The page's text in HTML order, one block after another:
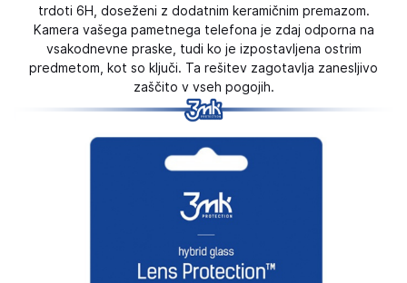
trdoti 6H, doseženi z dodatnim keramičnim premazom.
Kamera vašega pametnega telefona je zdaj odporna na
vsakodnevne praske, tudi ko je izpostavljena ostrim
predmetom, kot so ključi. Ta rešitev zagotavlja zanesljivo
zaščito v vseh pogojih.